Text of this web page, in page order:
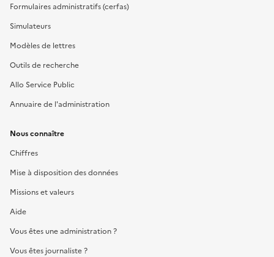
Formulaires administratifs (cerfas)
Simulateurs
Modèles de lettres
Outils de recherche
Allo Service Public
Annuaire de l'administration
Nous connaître
Chiffres
Mise à disposition des données
Missions et valeurs
Aide
Vous êtes une administration ?
Vous êtes journaliste ?